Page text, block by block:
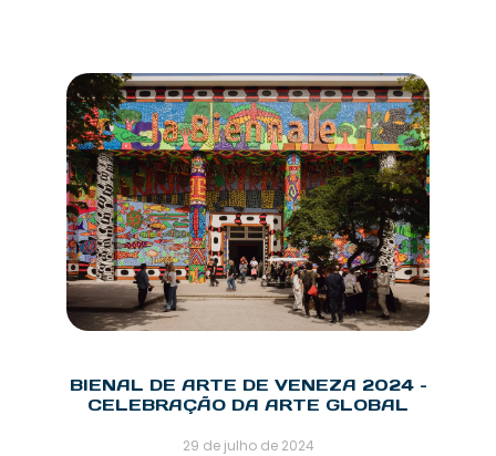
BIENAL DE ARTE DE VENEZA 2024 –
CELEBRAÇÃO DA ARTE GLOBAL
29 de julho de 2024